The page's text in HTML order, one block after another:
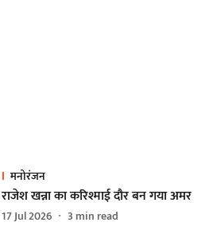
मनोरंजन
राजेश खन्ना का करिश्माई दौर बन गया अमर
17 Jul 2026 3 min read